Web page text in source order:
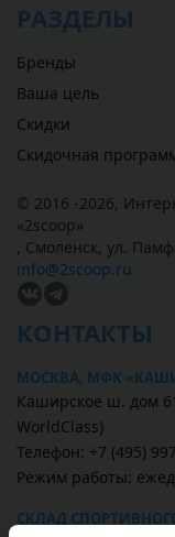
РАЗДЕЛЫ
Бренды
Ваша цель
Скидки
Скидочная
© 2016 -2026,
«2scoop»
, Смоленск, ул.
info@2scoop.ru
КОНТАКТЫ
МОСКВА, МФК
Каширское ш. дом
WorldClass)
Телефон: +7 (495)
Режим работы:
СКЛАД СПОРТИВНОГО